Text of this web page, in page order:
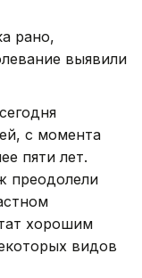
рано,
выявили
с момента
пяти лет.
преодолели
хорошим
видов